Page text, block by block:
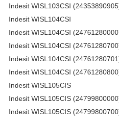
Indesit WISL103CSI
Indesit WISL104CSI
Indesit WISL104CSI
Indesit WISL104CSI
Indesit WISL104CSI
Indesit WISL104CSI
Indesit WISL105CIS
Indesit WISL105CIS
Indesit WISL105CIS